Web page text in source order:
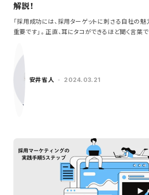
解説！
「採用成功には、採用ターゲットに刺さる自社の
重要です」。正直、耳にタコができるほど聞く言葉
安井省人 2024.03.21